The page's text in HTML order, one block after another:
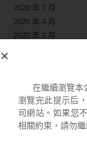
2020 年 7 月
2020 年 4 月
2020 年 3 月
2019 年 9 月
2019 年 8 月
2019 年 6 月
2019 年 5 月
在繼續瀏覽本
瀏覽完此提示后
司網站。如果您
相關約束，請勿